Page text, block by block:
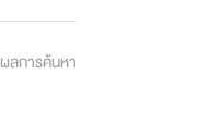
ผลการค้นหา